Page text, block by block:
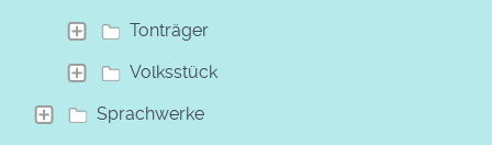
Tonträger
Volksstück
Sprachwerke